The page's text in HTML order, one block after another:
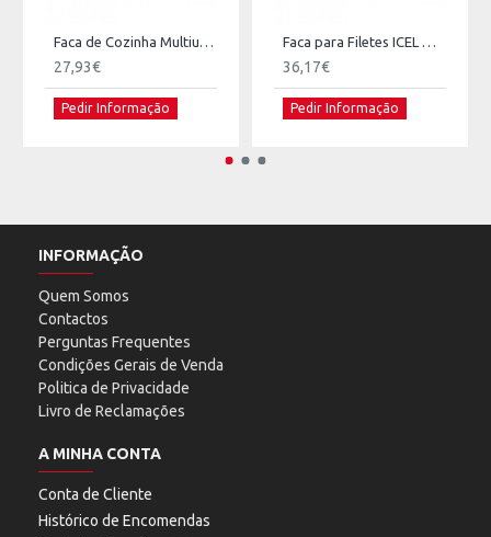
Faca de Cozinha Multiusos ICEL Onix
27,93€
Pedir Informação
Faca para Filetes ICEL Onix
36,17€
Pedir Informação
INFORMAÇÃO
Quem Somos
Contactos
Perguntas Frequentes
Condições Gerais de Venda
Politica de Privacidade
Livro de Reclamações
A MINHA CONTA
Conta de Cliente
Histórico de Encomendas